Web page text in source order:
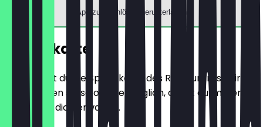
App zum Einlösen herunterladen
Speisekarte
Hier findest du die Speisekarte des Restaurants. Wir
aktualisieren sie so oft wie möglich, damit du immer
weißt, was dich erwartet.